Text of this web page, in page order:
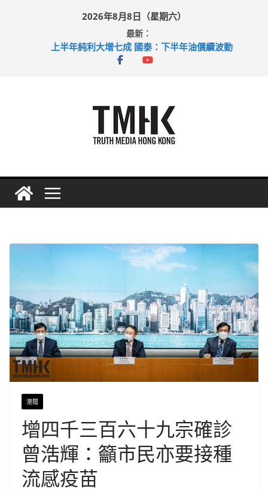
2026年8月8日（星期六）
最新：
上半年純利大增七成 國泰：下半年油價續波動
拜仁熱身賽挫維拉 啟德主場館奪錦標
港聞
增四千三百六十九宗確診
曾浩輝：籲市民亦要接種
流感疫苗